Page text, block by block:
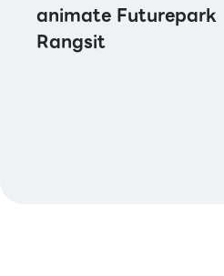
animate Futurepark
Rangsit